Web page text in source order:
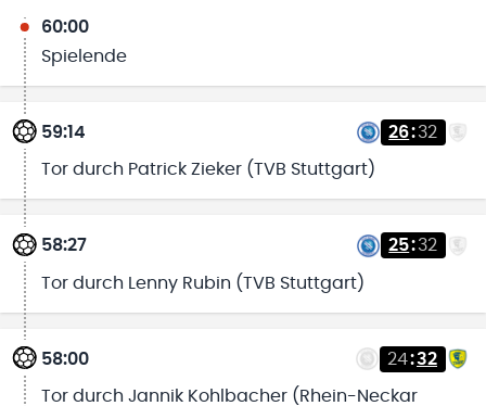
60:00
Spielende
59:14 26:32
Tor durch Patrick Zieker (TVB Stuttgart)
58:27 25:32
Tor durch Lenny Rubin (TVB Stuttgart)
58:00 24:32
Tor durch Jannik Kohlbacher (Rhein-Neckar